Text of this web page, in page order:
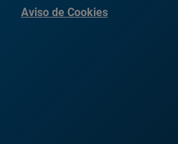
Aviso de Cookies